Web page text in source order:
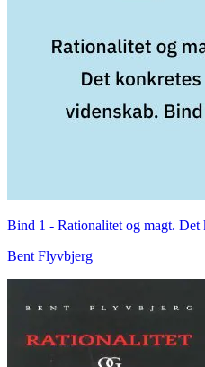
Bind 1 - Rationalitet og magt. Det
Bent Flyvbjerg